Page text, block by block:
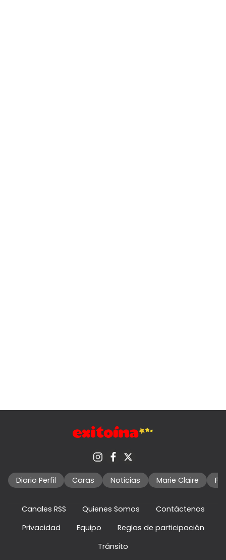
Diario Perfil Caras Noticias Marie Claire
Canales RSS Quienes Somos
Contáctenos
Privacidad
Equipo
Reglas de participación
Tránsito